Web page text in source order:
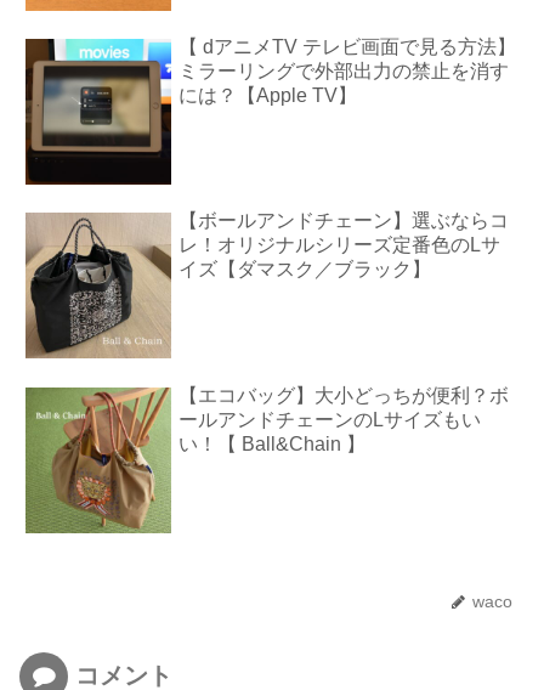
【 dアニメTV テレビ画面で見る方法】
ミラーリングで外部出力の禁止を消す
には？【Apple TV】
【ボールアンドチェーン】選ぶならコ
レ！オリジナルシリーズ定番色のLサ
イズ【ダマスク／ブラック】
【エコバッグ】大小どっちが便利？ボ
ールアンドチェーンのLサイズもい
い！【 Ball&Chain 】
waco
コメント